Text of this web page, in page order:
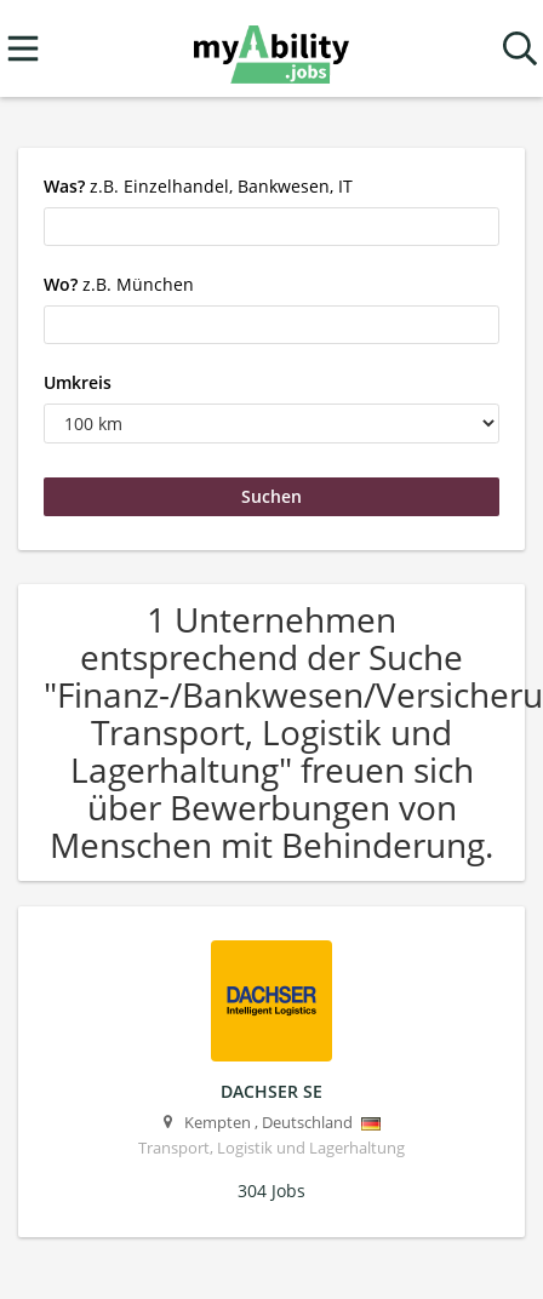
Was? z.B. Einzelhandel, Bankwesen, IT
Wo? z.B. München
Umkreis
1 Unternehmen
entsprechend der Suche
"Finanz-/Bankwesen/
Transport, Logistik und
Lagerhaltung" freuen sich
über Bewerbungen von
Menschen mit Behinderung.
DACHSER SE
Kempten , Deutschland
Transport, Logistik und Lagerhaltung
304 Jobs